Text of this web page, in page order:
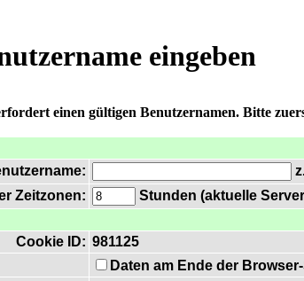
eingeben
einen gültigen Benutzernamen. Bitte
Zeitzonen:
Stunden (aktuelle
Cookie ID: 981125
Daten am Ende der